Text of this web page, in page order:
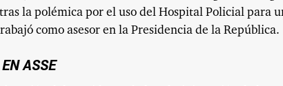
la polémica por el uso del Hospital Policial para
como asesor en la Presidencia de la República.
ASSE